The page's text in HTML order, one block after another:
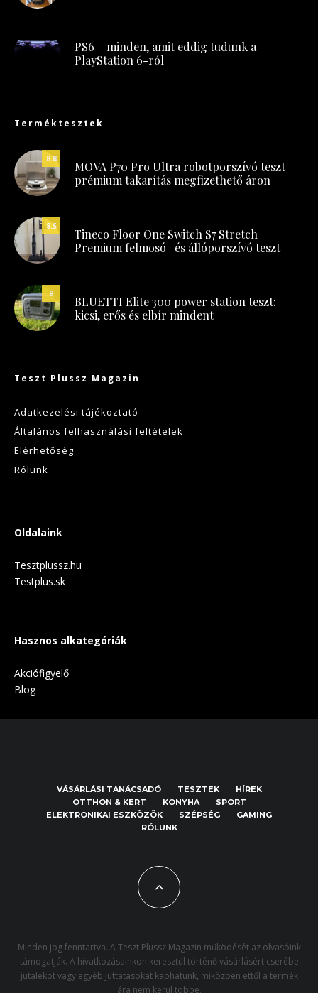
PS6 – minden, amit eddig tudunk a
PlayStation 6-ról
Terméktesztek
8.8
MOVA P70 Pro Ultra robotporszívó teszt –
prémium takarítás megfizethető áron
8.5
Tineco Floor One Switch S7 Stretch
Premium felmosó- és állóporszívó teszt
9
BLUETTI Elite 300 power station teszt:
kicsi, erős és elbír mindent
Teszt Plussz Magazin
Adatkezelési tájékoztató
Általános felhasználási feltételek
Elérhetőség
Rólunk
Oldalaink
Tesztplussz.hu
Testplus.sk
Hasznos alkategóriák
Akciófigyelő
Blog
VÁSÁRLÁSI TANÁCSADÓ TESZTEK
HÍREK
OTTHON & KERT
KONYHA
SPORT
ELEKTRONIKAI ESZKÖZÖK
SZÉPSÉG
GAMING
RÓLUNK
Minden jog fenntartva. A Teszt Plussz Magazin működését az olvasóink
támogatják. A hivatkozásainkon keresztül történő vásárlásért cserébe
jutalékot vagy egyéb juttatásokat kaphatunk, miközben ettől a termék
ára nem kerül többe.